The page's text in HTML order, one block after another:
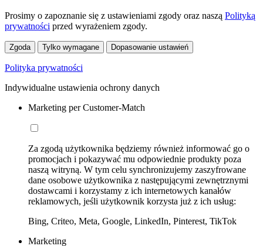
Prosimy o zapoznanie się z ustawieniami zgody oraz naszą Polityką
prywatności przed wyrażeniem zgody.
Zgoda Tylko wymagane Dopasowanie ustawień
Polityka prywatności
Indywidualne ustawienia ochrony danych
Marketing per Customer-Match
Za zgodą użytkownika będziemy również informować go o
promocjach i pokazywać mu odpowiednie produkty poza
naszą witryną. W tym celu synchronizujemy zaszyfrowane
dane osobowe użytkownika z następującymi zewnętrznymi
dostawcami i korzystamy z ich internetowych kanałów
reklamowych, jeśli użytkownik korzysta już z ich usług:
Bing, Criteo, Meta, Google, LinkedIn, Pinterest, TikTok
Marketing